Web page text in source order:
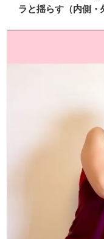
ラと揺らす（内側・